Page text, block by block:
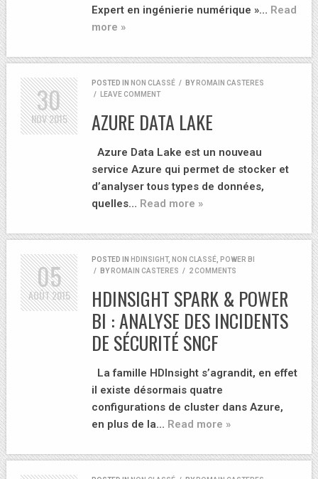
Expert en ingénierie numérique »… Read
more »
POSTED IN NON CLASSÉ / BY ROMAIN CASTERES
/
LEAVE COMMENT
AZURE DATA LAKE
Azure Data Lake est un nouveau
service Azure qui permet de stocker et
d’analyser tous types de données,
quelles… Read more »
30
NOV2015
POSTED IN HDINSIGHT, NON CLASSÉ
POWER BI
/
BY ROMAIN CASTERES / 2 COMMENTS
HDINSIGHT SPARK & POWER
BI : ANALYSE DES INCIDENTS
DE SÉCURITÉ SNCF
La famille HDInsight s’agrandit, en effet
il existe désormais quatre
configurations de cluster dans Azure,
en plus de la… Read more »
05
AOÛT2015